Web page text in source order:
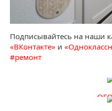
Подписывайтесь на наши
«ВКонтакте» и
#ремонт